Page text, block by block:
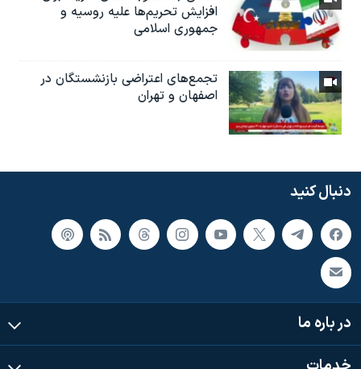
افزایش تحریم‌ها علیه روسیه و
جمهوری اسلامی
تجمع‌های اعتراضی بازنشستگان در
اصفهان و تهران
دنبال کنید
در باره ما